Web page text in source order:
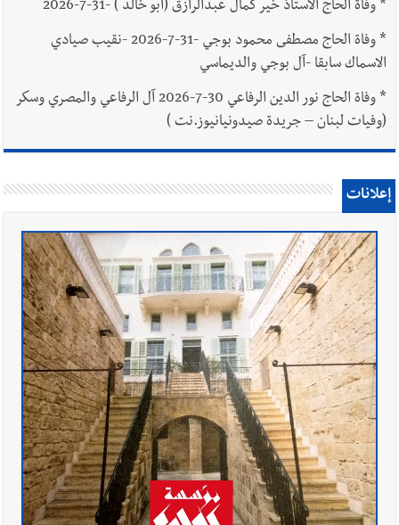
*وفاة الحاج الاستاذ خير كمال عبدالرازق (أبو خالد ) -31-7-2026
*
وفاة الحاج مصطفى محمود بوجي -31-7-2026 -نقيب صيادي
الاسماك سابقا -آل بوجي والديماسي
*
وفاة الحاج نور الدين الرفاعي 30-7-2026 آل الرفاعي والمصري وسكر
(وفيات لبنان – جريدة صيدونيانيوز.نت )
إعلانات